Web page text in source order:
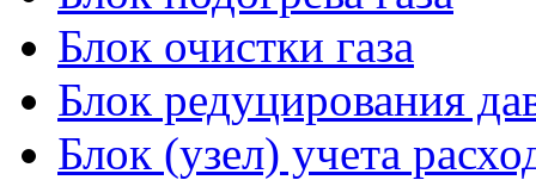
Блок очистки газа
Блок редуцирования
Блок (узел) учета